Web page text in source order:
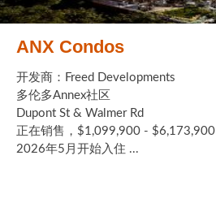
ANX Condos
开发商：Freed Developments
多伦多Annex社区
Dupont St & Walmer Rd
正在销售，$1,099,900 - $6,173,900
2026年5月开始入住 ...